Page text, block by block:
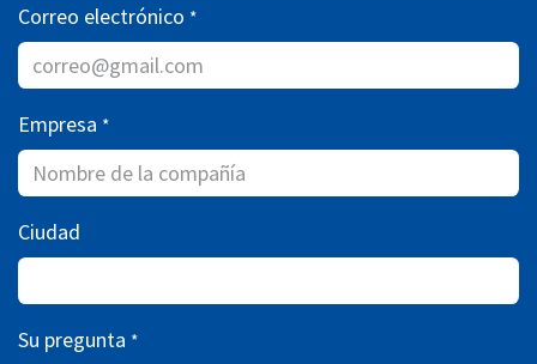
Correo electrónico *
Empresa *
Ciudad
Su pregunta *